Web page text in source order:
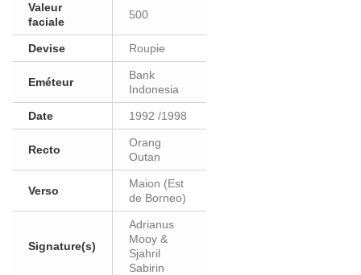
Valeur
faciale
500
Devise Roupie
Eméteur
Bank
Indonesia
Date 1992 /1998
Recto
Orang
Outan
Verso
Maion (Est
de Borneo)
Signature(s)
Adrianus
Mooy &
Sjahril
Sabirin